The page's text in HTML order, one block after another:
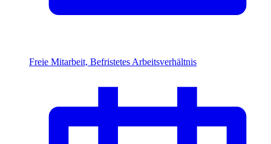
Freie Mitarbeit, Befristetes Arbeitsverhältnis